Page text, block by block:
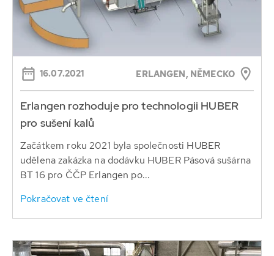
16.07.2021 ERLANGEN, NĚMECKO
Erlangen rozhoduje pro technologii HUBER
pro sušení kalů
Začátkem roku 2021 byla společnosti HUBER
udělena zakázka na dodávku HUBER Pásová sušárna
BT 16 pro ČČP Erlangen po...
Pokračovat ve čtení